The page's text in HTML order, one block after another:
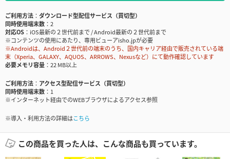
ご利用方法
ダウンロード型配信サービス（買切型）
同時使用端末数
2
対応OS
iOS最新の２世代前まで / Android最新の２世代前まで
※コンテンツの使用にあたり、専用ビューアisho.jpが必要
※Androidは、Android２世代前の端末のうち、国内キャリア経由で販売されている端
末（Xperia、GALAXY、AQUOS、ARROWS、Nexusなど）にて動作確認しています
必要メモリ容量
22 MB以上
ご利用方法
アクセス型配信サービス（買切型）
同時使用端末数
1
※インターネット経由でのWEBブラウザによるアクセス参照
※導入・利用方法の詳細はこちら
この商品を買った人は、こんな商品も買っています。